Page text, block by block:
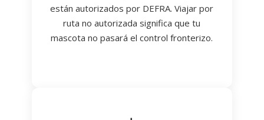
están autorizados por DEFRA. Viajar por
ruta no autorizada significa que tu
mascota no pasará el control fronterizo.